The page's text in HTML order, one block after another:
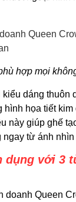
hợp mọi
dáng thuôn
hình họa tiết
này giúp ghế
ngay từ ánh nhìn
dụng với 3
doanh Queen